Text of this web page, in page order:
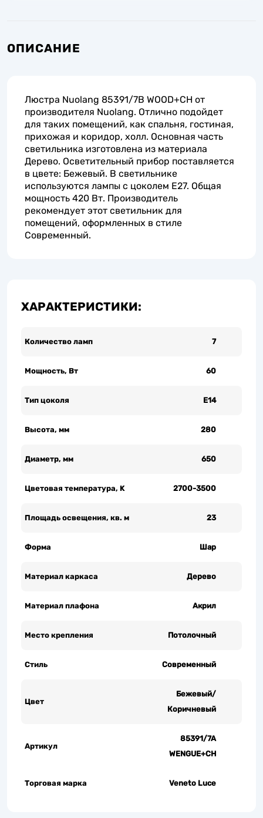
ОПИСАНИЕ
Люстра Nuolang 85391/7B WOOD+CH от
производителя Nuolang. Отлично подойдет
для таких помещений, как спальня, гостиная,
прихожая и коридор, холл. Основная часть
светильника изготовлена из материала
Дерево. Осветительный прибор поставляется
в цвете: Бежевый. В светильнике
используются лампы с цоколем E27. Общая
мощность 420 Вт. Производитель
рекомендует этот светильник для
помещений, оформленных в стиле
Современный.
ХАРАКТЕРИСТИКИ:
Количество ламп 7
Мощность, Вт 60
Тип цоколя Е14
Высота, мм 280
Диаметр, мм 650
Цветовая температура, K 2700-3500
Площадь освещения, кв. м 23
Форма Шар
Материал каркаса Дерево
Материал плафона Акрил
Место крепления Потолочный
Стиль Современный
Цвет
Бежевый/
Коричневый
Артикул
85391/7A
WENGUE+CH
Торговая марка Veneto Luce